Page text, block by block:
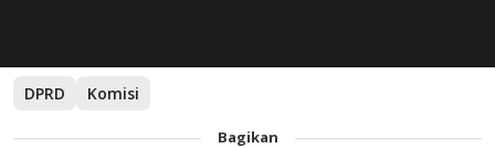
DPRD Komisi
Bagikan